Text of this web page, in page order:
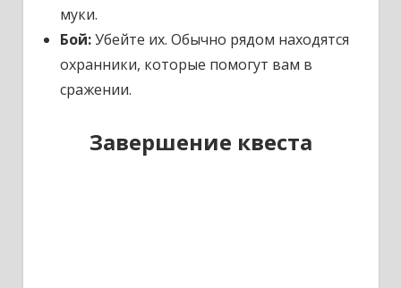
муки.
Бой:Убейте их. Обычно рядом находятся
охранники, которые помогут вам в
сражении.
Завершение квеста